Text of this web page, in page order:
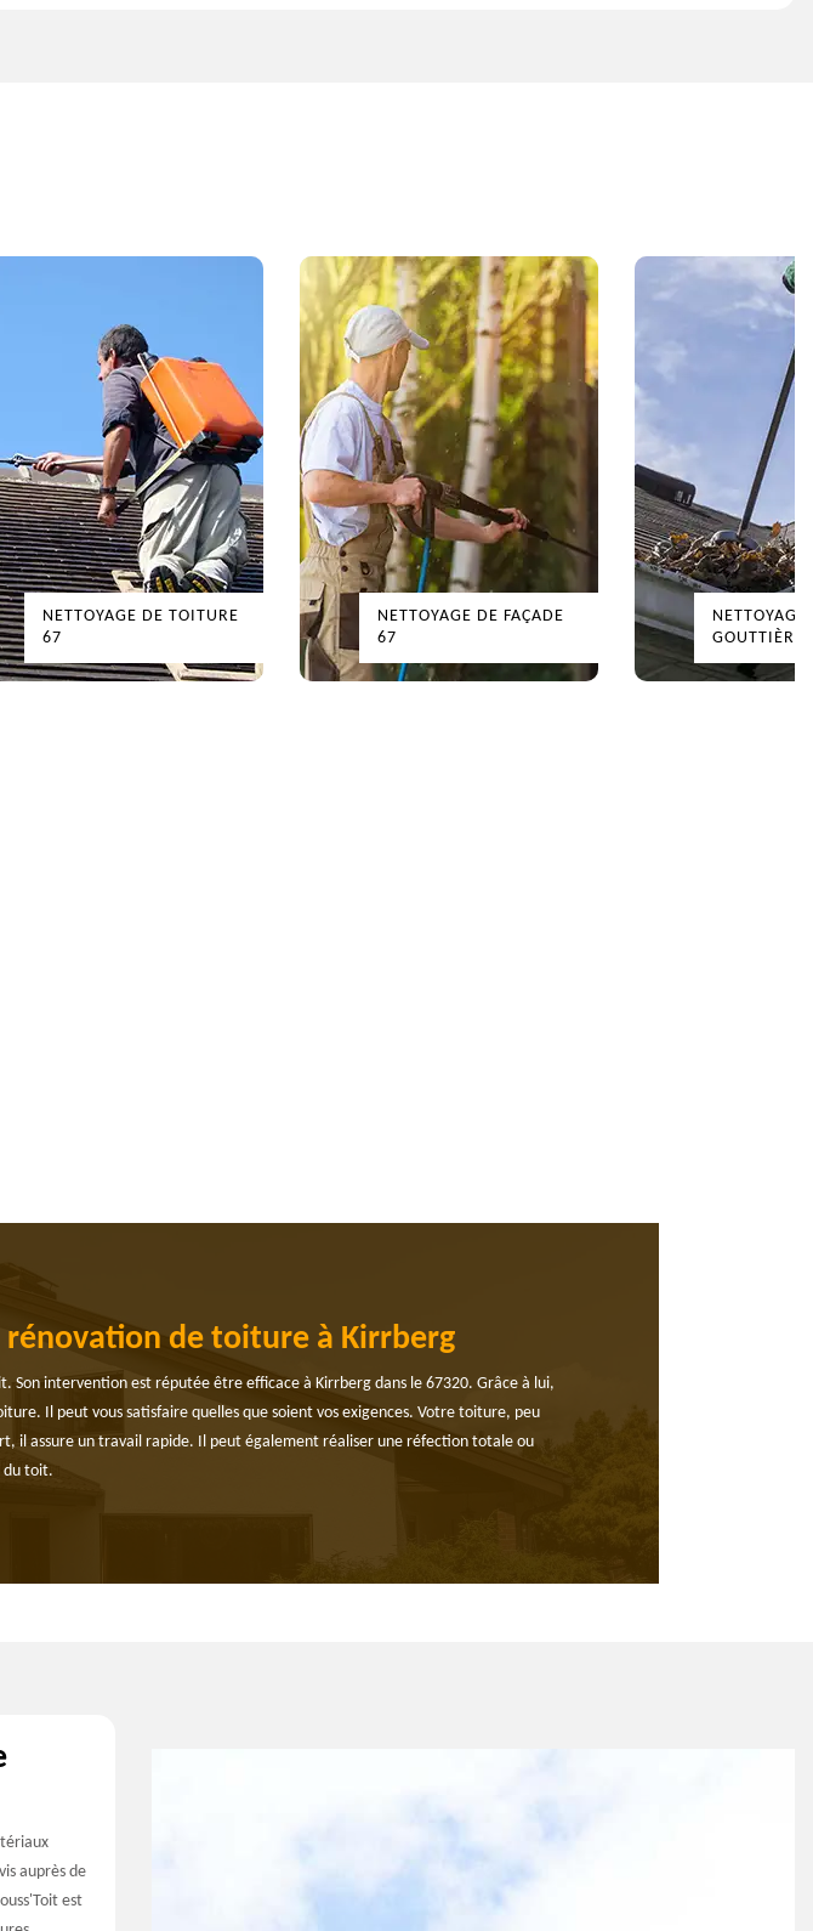
TOITURE
NETTOYAGE DE FAÇADE
NETTOYAGE DE
GOUTTIÈRES 67
rénovation de toiture à Kirrberg
Son intervention est réputée être efficace à Kirrberg dans le 67320. Grâce à lui,
Il peut vous satisfaire quelles que soient vos exigences. Votre toiture, peu
il assure un travail rapide. Il peut également réaliser une réfection totale ou
du toit.
auprès de
est